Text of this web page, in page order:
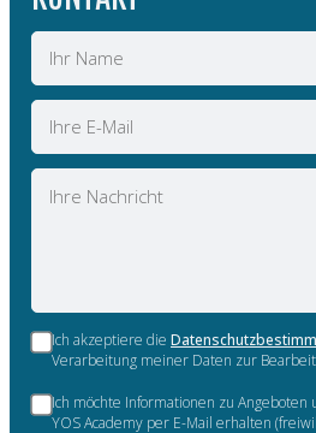
Name
E-
Mail
Nachricht
Ich akzeptiere die
Verarbeitung meiner Daten zur
Ich möchte Informationen zu Angeboten
YOS Academy per E-Mail erhalten